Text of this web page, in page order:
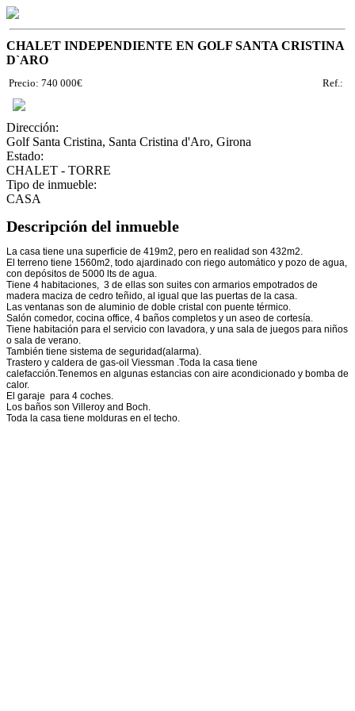
CHALET INDEPENDIENTE EN GOLF SANTA CRISTINA
D`ARO
Precio: 740 000€ Ref.:
Dirección:
Golf Santa Cristina, Santa Cristina d'Aro, Girona
Estado:
CHALET - TORRE
Tipo de inmueble:
CASA
Descripción del inmueble
La casa tiene una superficie de 419m2, pero en realidad son 432m2.
El terreno tiene 1560m2, todo ajardinado con riego automático y pozo de agua,
con depósitos de 5000 lts de agua.
Tiene 4 habitaciones, 3 de ellas son suites con armarios empotrados de
madera maciza de cedro teñido, al igual que las puertas de la casa.
Las ventanas son de aluminio de doble cristal con puente térmico.
Salón comedor, cocina office, 4 baños completos y un aseo de cortesía.
Tiene habitación para el servicio con lavadora, y una sala de juegos para niños
o sala de verano.
También tiene sistema de seguridad(alarma).
Trastero y caldera de gas-oil Viessman .Toda la casa tiene
calefacción.Tenemos en algunas estancias con aire acondicionado y bomba de
calor.
El garaje para 4 coches.
Los baños son Villeroy and Boch.
Toda la casa tiene molduras en el techo.